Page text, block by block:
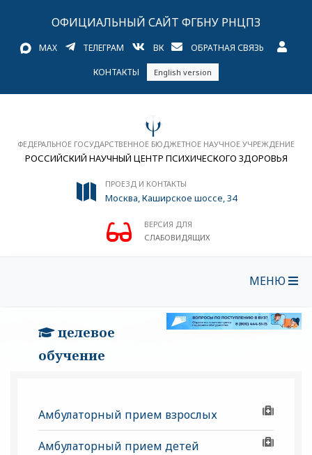
ОФИЦИАЛЬНЫЙ САЙТ ФГБНУ РНЦПЗ
MAX ТЕЛЕГРАМ ВК ОБРАТНАЯ СВЯЗЬ
КОНТАКТЫ English version
ФЕДЕРАЛЬНОЕ ГОСУДАРСТВЕННОЕ БЮДЖЕТНОЕ НАУЧНОЕ УЧРЕЖДЕНИЕ
РОССИЙСКИЙ НАУЧНЫЙ ЦЕНТР ПСИХИЧЕСКОГО ЗДОРОВЬЯ
ПРОЕЗД И КОНТАКТЫ
Москва, Каширское шоссе, 34
ВЕРСИЯ ДЛЯ
СЛАБОВИДЯЩИХ
МЕНЮ
целевое
обучение
Амбулаторный прием взрослых
Амбулаторный прием детей